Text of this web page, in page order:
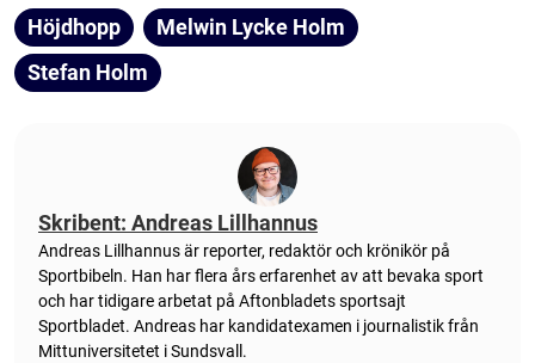
Höjdhopp
Melwin Lycke Holm
Stefan Holm
Skribent: Andreas Lillhannus
Andreas Lillhannus är reporter, redaktör och krönikör på
Sportbibeln. Han har flera års erfarenhet av att bevaka sport
och har tidigare arbetat på Aftonbladets sportsajt
Sportbladet. Andreas har kandidatexamen i journalistik från
Mittuniversitetet i Sundsvall.